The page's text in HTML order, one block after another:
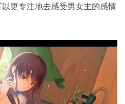
更专注地去感受男女主的感情